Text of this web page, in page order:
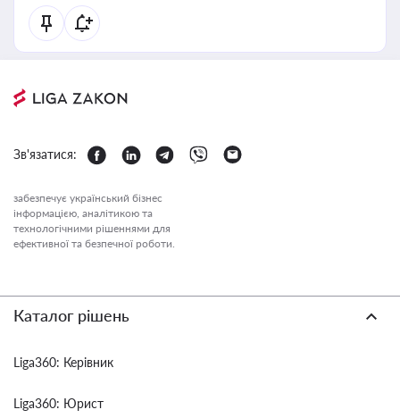
Зв'язатися:
забезпечує український бізнес
інформацією, аналітикою та
технологічними рішеннями для
ефективної та безпечної роботи.
Каталог рішень
Liga360: Керівник
Liga360: Юрист